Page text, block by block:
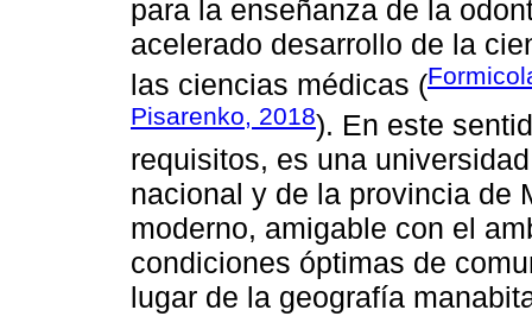
para la enseñanza de la
acelerado desarrollo de la
las ciencias médicas (
Pisarenko, 2018). En este
requisitos, es una
nacional y de la provincia de
moderno, amigable con el
condiciones óptimas de
lugar de la geografía